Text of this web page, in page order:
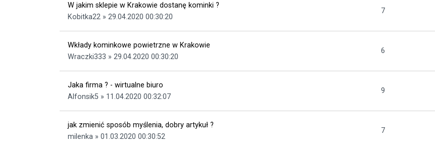
W jakim sklepie w Krakowie dostanę kominki ?
Kobitka22 » 29.04.2020 00:30:20
7
Wkłady kominkowe powietrzne w Krakowie
Wraczki333 » 29.04.2020 00:30:20
6
Jaka firma ? - wirtualne biuro
Alfonsik5 » 11.04.2020 00:32:07
9
jak zmienić sposób myślenia, dobry artykuł ?
milenka » 01.03.2020 00:30:52
7